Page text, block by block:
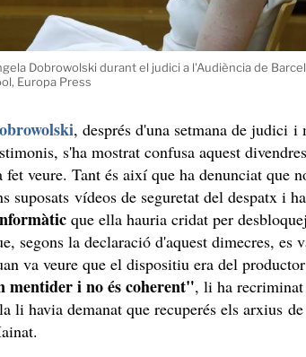
Dobrowolski durant el judici a l'Audiència de
Europa Press
, després d'una setmana de judici
s'ha mostrat confusa aquest
fet veure. Tant és així que ha denunciat que
suposats vídeos de seguretat del despatx i
que ella hauria cridat per
segons la declaració d'aquest dimecres, es
va veure que el dispositiu era del
mentider i no és coherent", li ha
li havia demanat que recuperés els arxius